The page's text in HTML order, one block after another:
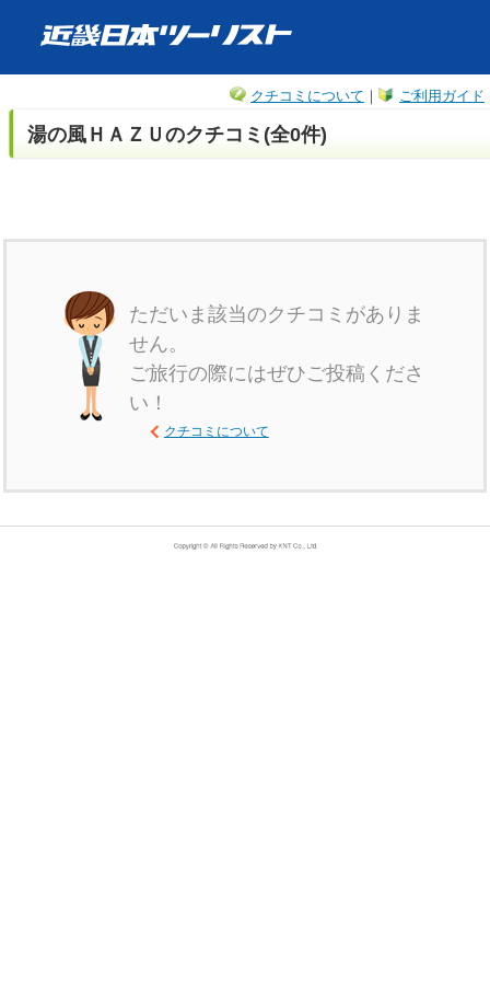
ご利用ガイド
クチコミについて ｜
湯の風ＨＡＺＵのクチコミ(全0件)
ただいま該当のクチコミがありま
せん。
ご旅行の際にはぜひご投稿くださ
い！
クチコミについて